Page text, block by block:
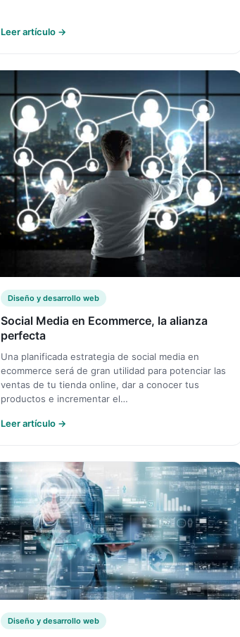
Leer artículo →
Diseño y desarrollo web
Social Media en Ecommerce, la alianza
perfecta
Una planificada estrategia de social media en
ecommerce será de gran utilidad para potenciar las
ventas de tu tienda online, dar a conocer tus
productos e incrementar el…
Leer artículo →
Diseño y desarrollo web